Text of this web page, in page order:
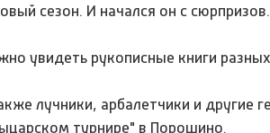
сезон. И начался он с сюрпризов.
увидеть рукописные книги
лучники, арбалетчики и другие
турнире" в Порошино.